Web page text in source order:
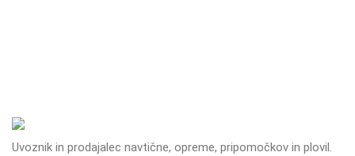
Uvoznik in prodajalec navtične, opreme, pripomočkov in plovil.